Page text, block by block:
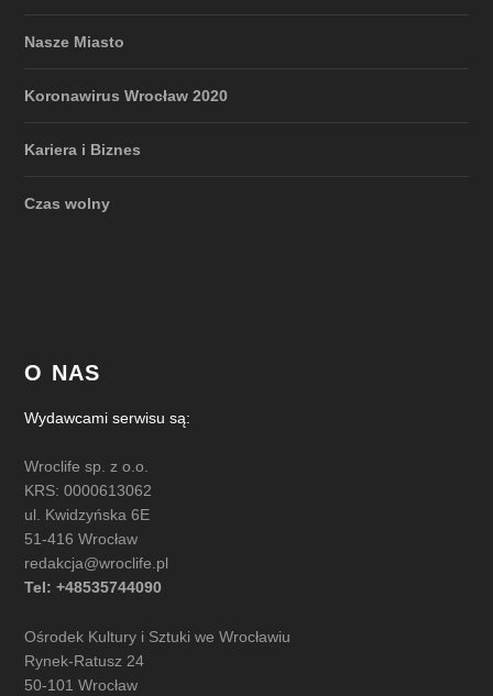
Nasze Miasto
Koronawirus Wrocław 2020
Kariera i Biznes
Czas wolny
O NAS
Wydawcami serwisu są:
Wroclife sp. z o.o.
KRS: 0000613062
ul. Kwidzyńska 6E
51-416 Wrocław
redakcja@wroclife.pl
Tel: +48535744090
Ośrodek Kultury i Sztuki we Wrocławiu
Rynek-Ratusz 24
50-101 Wrocław